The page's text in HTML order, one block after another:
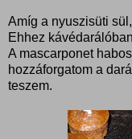
Amíg a nyuszisüti
Ehhez
A mascarponet
hozzáforgatom a
teszem.